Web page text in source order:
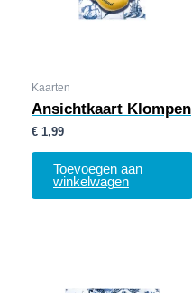
Kaarten
Ansichtkaart Klompen
€ 1,99
Toevoegen aan
winkelwagen